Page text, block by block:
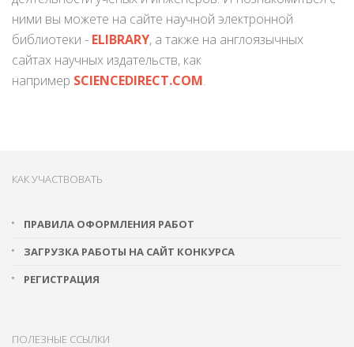
ними вы можете на сайте научной электронной
библиотеки - ELIBRARY, а также на англоязычных
сайтах научных издательств, как
например SCIENCEDIRECT.COM.
КАК УЧАСТВОВАТЬ
ПРАВИЛА ОФОРМЛЕНИЯ РАБОТ
ЗАГРУЗКА РАБОТЫ НА САЙТ КОНКУРСА
РЕГИСТРАЦИЯ
ПОЛЕЗНЫЕ ССЫЛКИ